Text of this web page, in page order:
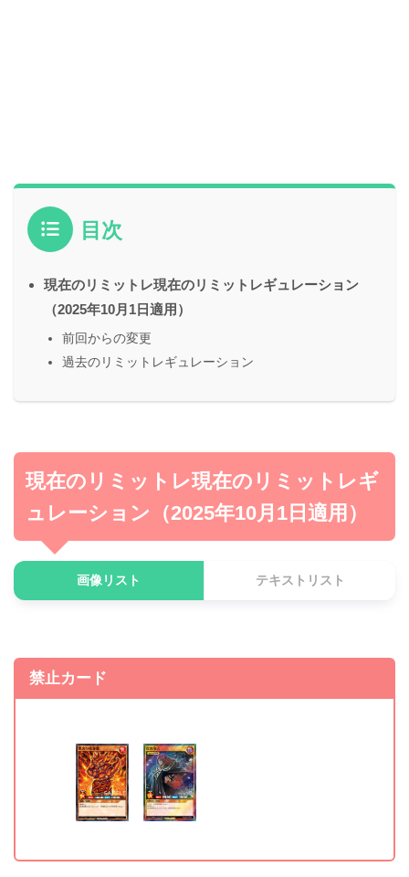
目次
現在のリミットレ現在のリミットレギュレーション
（2025年10月1日適用）
前回からの変更
過去のリミットレギュレーション
現在のリミットレ現在のリミットレギ
ュレーション（2025年10月1日適用）
画像リスト テキストリスト
禁止カード